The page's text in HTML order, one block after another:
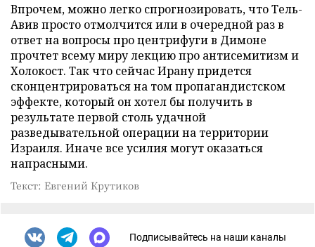
Впрочем, можно легко спрогнозировать, что Тель-
Авив просто отмолчится или в очередной раз в
ответ на вопросы про центрифуги в Димоне
прочтет всему миру лекцию про антисемитизм и
Холокост. Так что сейчас Ирану придется
сконцентрироваться на том пропагандистском
эффекте, который он хотел бы получить в
результате первой столь удачной
разведывательной операции на территории
Израиля. Иначе все усилия могут оказаться
напрасными.
Текст: Евгений Крутиков
Подписывайтесь на наши каналы